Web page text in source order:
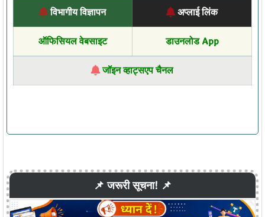
विभागीय विज्ञापन अप्लाई लिंक
ऑफिसियल वेबसाइट डाउनलोड App
जॉइन व्हाट्सएप चैनल
📌 जरूरी सूचना! 📌